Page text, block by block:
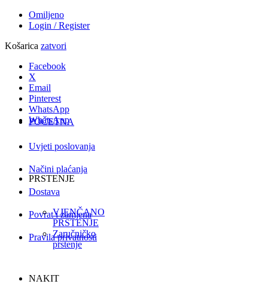
Omiljeno
Login / Register
Košarica zatvori
Facebook
X
Email
Pinterest
WhatsApp
WhatsApp
Uvjeti poslovanja
Načini plaćanja
Dostava
Povrat i zamjena
Pravila privatnosti
POČETNA
PRSTENJE
VJENČANO
PRSTENJE
Zaručničko
prstenje
NAKIT